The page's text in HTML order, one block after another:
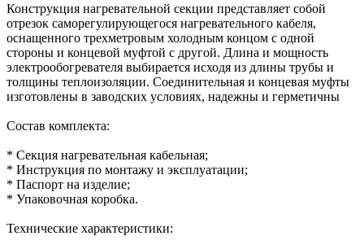
Конструкция нагревательной секции представляет собой
отрезок саморегулирующегося нагревательного кабеля,
оснащенного трехметровым холодным концом с одной
стороны и концевой муфтой с другой. Длина и мощность
электрообогревателя выбирается исходя из длины трубы и
толщины теплоизоляции. Соединительная и концевая муфты
изготовлены в заводских условиях, надежны и герметичны
Состав комплекта:
* Секция нагревательная кабельная;
* Инструкция по монтажу и эксплуатации;
* Паспорт на изделие;
* Упаковочная коробка.
Технические характеристики: